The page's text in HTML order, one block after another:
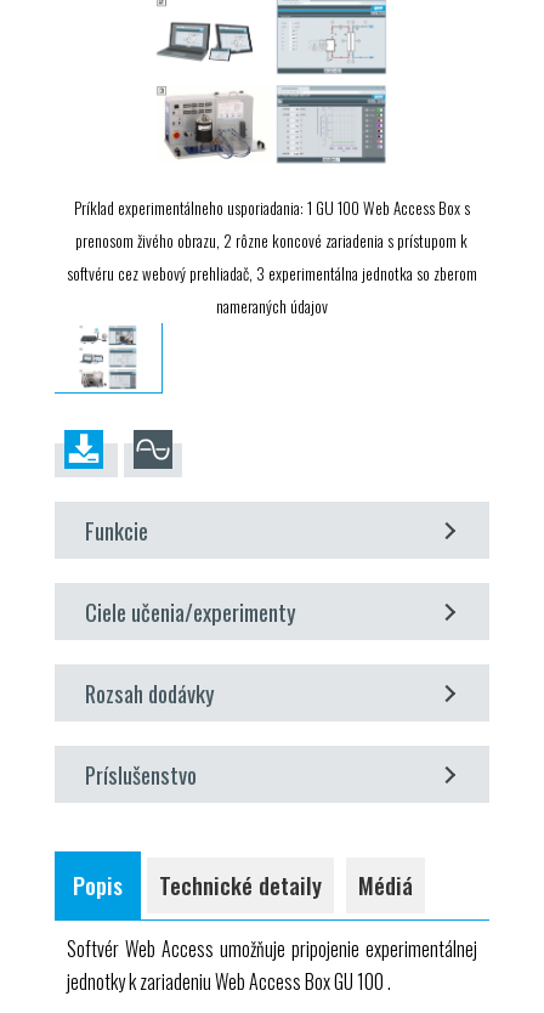
Príklad experimentálneho usporiadania: 1 GU 100 Web Access Box s
prenosom živého obrazu, 2 rôzne koncové zariadenia s prístupom k
softvéru cez webový prehliadač, 3 experimentálna jednotka so zberom
nameraných údajov
Funkcie
konfigurácia webového prístupového boxuGU 100
špecifická pre dané zariadenie
systémovo nezávislý prístup k softvérovému
rozhraniu prostredníctvom webového prehliadača
Ciele učenia/experimenty
spolu s experimentálnou jednotkou:
Vzdialená výučba cez webovú aplikáciu
schéma procesu
prepínanie stavov
aktuálne namerané hodnoty
streamovanie živých obrazov
grafická vizualizácia výsledkov experimentu
Rozsah dodávky
1 Softvér na prístup na web
Príslušenstvo
ET 420 Zásobníky ľadu v chladiarenských zariadeniach
Popis Technické detaily Médiá
Softvér Web Access umožňuje pripojenie experimentálnej
jednotky k zariadeniu Web Access BoxGU 100.